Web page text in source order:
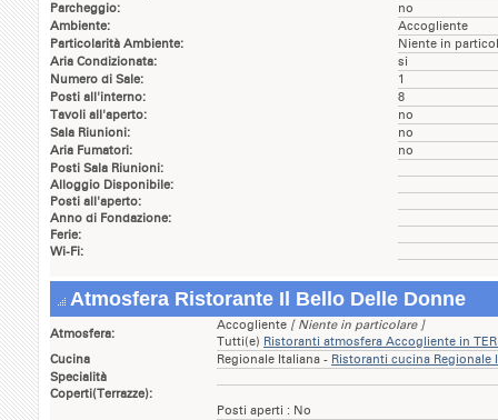
Parcheggio:
no
Ambiente:
Accogliente
Particolarità Ambiente:
Niente in
Aria Condizionata:
si
Numero di Sale:
1
Posti all'interno:
8
Tavoli all'aperto:
no
Sala Riunioni:
no
Aria Fumatori:
no
Posti Sala Riunioni:
Alloggio Disponibile:
Posti all'aperto:
Anno di Fondazione:
Ferie:
Wi-Fi:
Atmosfera Ristorante Il Bello Delle Donne
Atmosfera:
Accogliente [ Niente in particolare ]
Tutti(e) Ristoranti atmosfera Accogliente in
Cucina
Regionale Italiana - Ristoranti cucina Regionale
Specialità
Coperti(Terrazze):
Posti aperti : No